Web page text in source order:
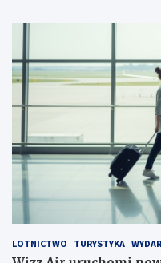
LOTNICTWO TURYSTYKA